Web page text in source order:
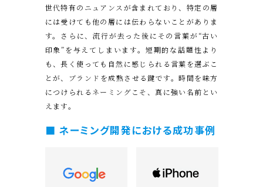
世代特有のニュアンスが含まれており、特定の層
には受けても他の層には伝わらないことがありま
す。さらに、流行が去った後にその言葉が“古い
印象”を与えてしまいます。短期的な話題性より
も、長く使っても自然に感じられる言葉を選ぶこ
とが、ブランドを成熟させる鍵です。時間を味方
につけられるネーミングこそ、真に強い名前とい
えます。
■ ネーミング開発における成功事例